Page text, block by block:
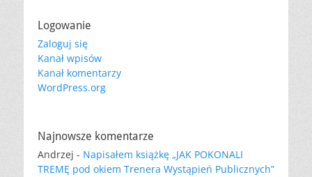
Logowanie
Zaloguj się
Kanał wpisów
Kanał komentarzy
WordPress.org
Najnowsze komentarze
Andrzej - Napisałem książkę „JAK POKONALI
TREMĘ pod okiem Trenera Wystąpień Publicznych”